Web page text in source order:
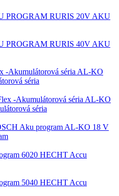
RURIS 20V AKU
RURIS 40V AKU
AL-KO
séria
AL-KO
séria
AL-KO 18 V
HECHT Accu
HECHT Accu